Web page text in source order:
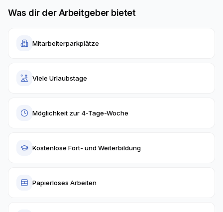
Was dir der Arbeitgeber bietet
Mitarbeiterparkplätze
Viele Urlaubstage
Möglichkeit zur 4-Tage-Woche
Kostenlose Fort- und Weiterbildung
Papierloses Arbeiten